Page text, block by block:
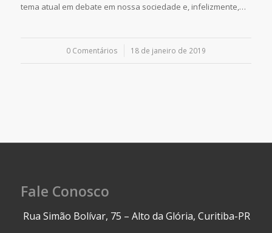
tema atual em debate em nossa sociedade e, infelizmente,…
0 Comentários
/ 18 de janeiro de 2019
Fale Conosco
Rua Simão Bolívar, 75 – Alto da Glória, Curitiba-PR